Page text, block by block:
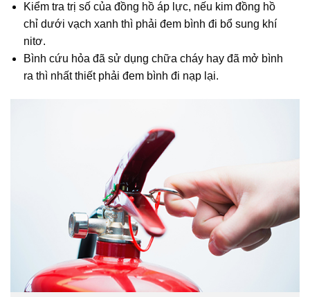
Kiểm tra trị số của đồng hồ áp lực, nếu kim đồng hồ
chỉ dưới vạch xanh thì phải đem bình đi bổ sung khí
nitơ.
Bình cứu hỏa đã sử dụng chữa cháy hay đã mở bình
ra thì nhất thiết phải đem bình đi nạp lại.